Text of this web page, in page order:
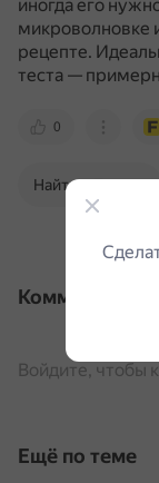
иногда его
микроволновке
рецепте.
теста —
0
Найти в Поиске
Комментарии
Войдите, чтобы
Ещё по теме